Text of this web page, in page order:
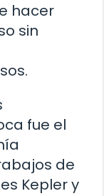
hacer
sin
fue el
de
Kepler y